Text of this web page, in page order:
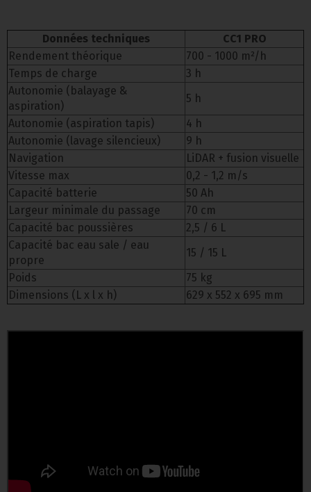
Données techniques
CC1 PRO
Rendement théorique
700 - 1000 m²/h
Temps de charge
3 h
Autonomie (balayage &
aspiration)
5 h
Autonomie (aspiration tapis)
4 h
Autonomie (lavage silencieux)
9 h
Navigation
LiDAR + fusion visuelle
Vitesse max
0,2 - 1,2 m/s
Capacité batterie
50 Ah
Largeur minimale du passage
70 cm
Capacité bac poussières
2,5 / 6 L
Capacité bac eau sale / eau
propre
15 / 15 L
Poids
75 kg
Dimensions (L x l x h)
629 x 552 x 695 mm